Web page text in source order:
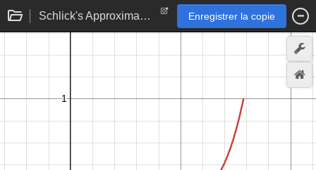
Schlick's Approximation of the Fresnel Term Enregistrer la copie